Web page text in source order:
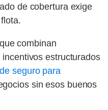
de cobertura exige
combinan
estructurados
seguro para
sin esos buenos